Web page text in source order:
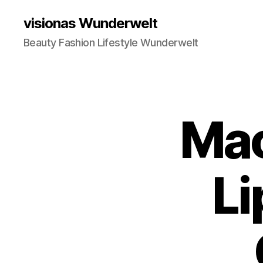
visionas Wunderwelt
Beauty Fashion Lifestyle Wunderwelt